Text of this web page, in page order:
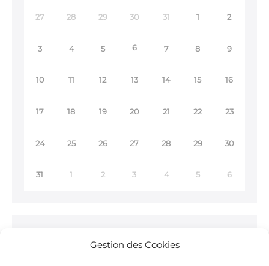
Gestion des Cookies
27 28 29 30 31 1 2
3 4 5 6 7 8 9
10 11 12 13 14 15 16
17 18 19 20 21 22 23
24 25 26 27 28 29 30
31 1 2 3 4 5 6
Ne ratez rien !